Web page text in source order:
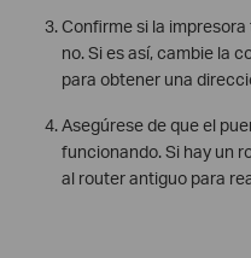
Confirme si la
no. Si es así, cambie la
para obtener una
Asegúrese de que el
funcionando. Si hay un
al router antiguo para